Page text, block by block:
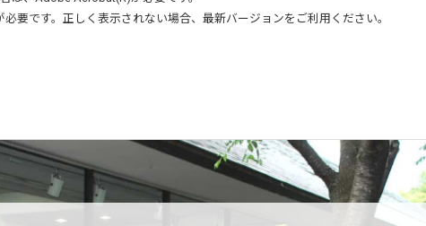
必要です。正しく表示されない場合、最新バージョンをご利用ください。